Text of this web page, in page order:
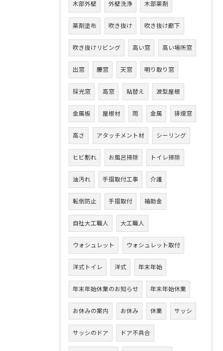
木部外壁 外壁洗浄 木部薬剤
薬剤塗布 吹き抜け 吹き抜け廊下
吹き抜けリビング 高い窓 高い場所窓
出窓 腰窓 天窓 明り取り窓
採光窓 高窓 貼替え 波型屋根
金属板 屋根材 雨 金属 排煙窓
高さ アタッチメント材 シーリング
ヒビ割れ お風呂掃除 トイレ掃除
油汚れ 手摺取付工事 介護
転倒防止 手摺取付 補助金
自社大工職人 大工職人
ウォシュレット ウォシュレット取付
洋式トイレ 洋式 年末年始
年末年始休業のお知らせ 年末年始休業
お休みの案内 お休み 休業 サッシ
サッシのドア ドア不具合